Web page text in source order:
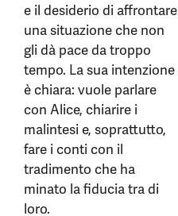
e il desiderio di affrontare
una situazione che non
gli dà pace da troppo
tempo. La sua intenzione
è chiara: vuole parlare
con Alice, chiarire i
malintesi e, soprattutto,
fare i conti con il
tradimento che ha
minato la fiducia tra di
loro.